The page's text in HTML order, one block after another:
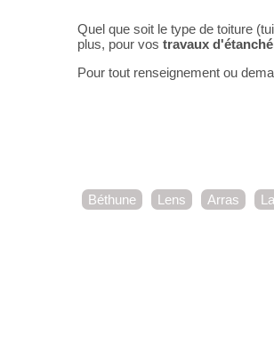
Quel que soit le type de toiture
plus, pour vos travaux
Pour tout renseignement ou
Béthune Lens Arras